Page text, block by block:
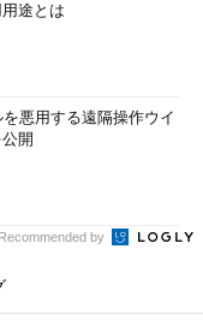
途とは
悪用する遠隔操作ウイ
開
Recommended by